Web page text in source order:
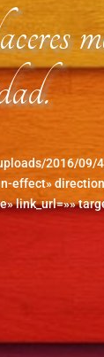
2016/09/
effect»
link_url=»»